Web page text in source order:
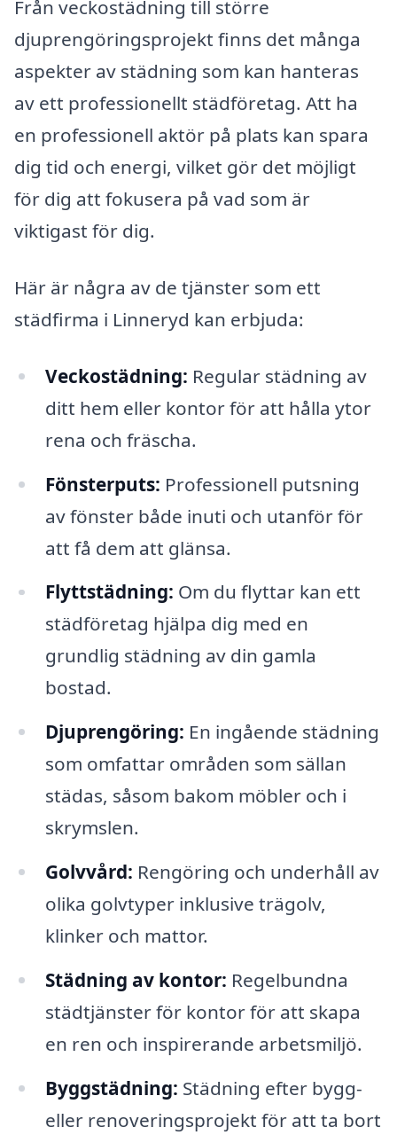
Från veckostädning till större
djuprengöringsprojekt finns det många
aspekter av städning som kan hanteras
av ett professionellt städföretag. Att ha
en professionell aktör på plats kan spara
dig tid och energi, vilket gör det möjligt
för dig att fokusera på vad som är
viktigast för dig.
Här är några av de tjänster som ett
städfirma i Linneryd kan erbjuda:
Veckostädning: Regular städning av
ditt hem eller kontor för att hålla ytor
rena och fräscha.
Fönsterputs: Professionell putsning
av fönster både inuti och utanför för
att få dem att glänsa.
Flyttstädning: Om du flyttar kan ett
städföretag hjälpa dig med en
grundlig städning av din gamla
bostad.
Djuprengöring: En ingående städning
som omfattar områden som sällan
städas, såsom bakom möbler och i
skrymslen.
Golvvård: Rengöring och underhåll av
olika golvtyper inklusive trägolv,
klinker och mattor.
Städning av kontor: Regelbundna
städtjänster för kontor för att skapa
en ren och inspirerande arbetsmiljö.
Byggstädning: Städning efter bygg-
eller renoveringsprojekt för att ta bort